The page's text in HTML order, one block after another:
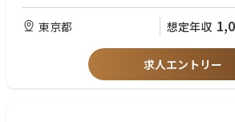
製造・金融・通信・不動産・建設業界などの大
業務変革PJを構想策定から実行・定着化まで一
実現を支援いただきます。
・複数業界/複数領域でのPJ経験（PM/PMO）
・チームマネジメント経験（数十名以上）
・経営層/役員などのハイレイヤーとの折衝経験
・AI/クラウド/データ分析など先進技術を活用し
東京都 想定年収
求人エントリー